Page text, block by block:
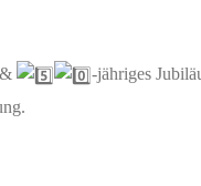
-jähriges